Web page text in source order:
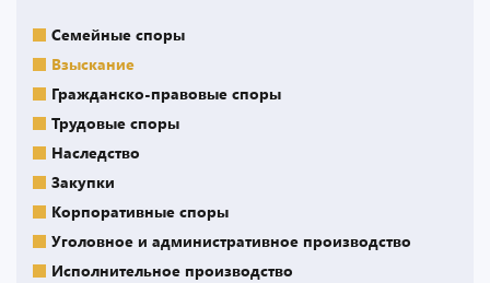
Семейные споры
Взыскание
Гражданско-правовые споры
Трудовые споры
Наследство
Закупки
Корпоративные споры
Уголовное и административное производство
Исполнительное производство